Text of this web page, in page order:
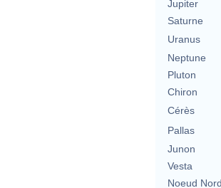
Jupiter
Saturne
Uranus
Neptune
Pluton
Chiron
Cérès
Pallas
Junon
Vesta
Noeud Nord